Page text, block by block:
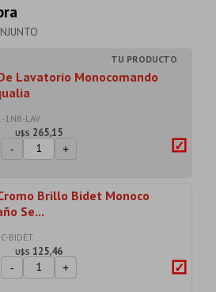
Lavatorio Monocomando
1NB-LAV
U$S 265,15
- +
Brillo Bidet Monoco
Se...
BIDET
U$S 125,46
- +